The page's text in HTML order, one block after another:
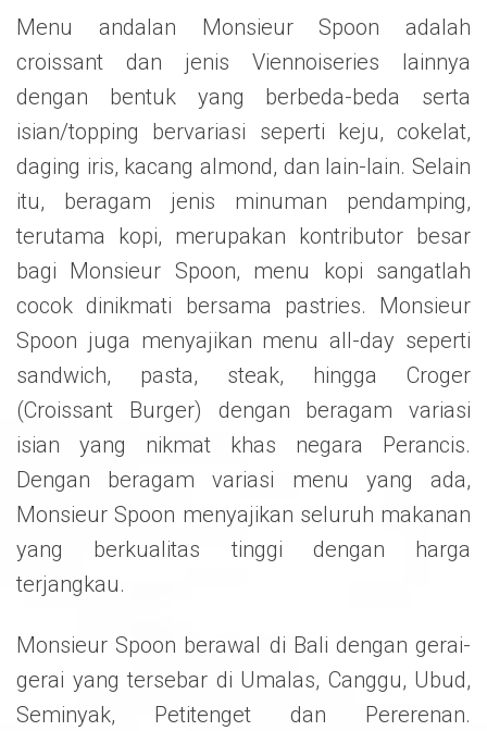
Menu andalan Monsieur Spoon adalah
croissant dan jenis Viennoiseries lainnya
dengan bentuk yang berbeda-beda serta
isian/topping bervariasi seperti keju, cokelat,
daging iris, kacang almond, dan lain-lain. Selain
itu, beragam jenis minuman pendamping,
terutama kopi, merupakan kontributor besar
bagi Monsieur Spoon, menu kopi sangatlah
cocok dinikmati bersama pastries. Monsieur
Spoon juga menyajikan menu all-day seperti
sandwich, pasta, steak, hingga Croger
(Croissant Burger) dengan beragam variasi
isian yang nikmat khas negara Perancis.
Dengan beragam variasi menu yang ada,
Monsieur Spoon menyajikan seluruh makanan
yang berkualitas tinggi dengan harga
terjangkau.
Monsieur Spoon berawal di Bali dengan gerai-
gerai yang tersebar di Umalas, Canggu, Ubud,
Seminyak, Petitenget dan Pererenan.